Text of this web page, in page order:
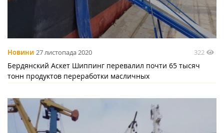
Новини 27 листопада 2020 322
Бердянский Аскет Шиппинг перевалил почти 65 тысяч
тонн продуктов переработки масличных